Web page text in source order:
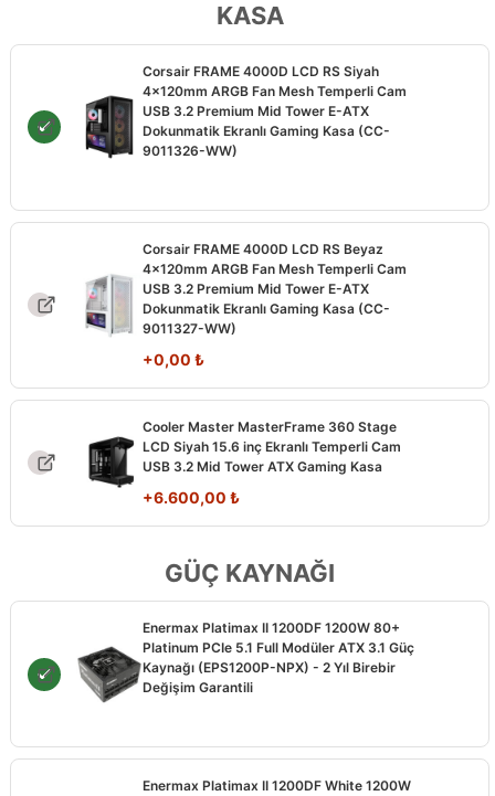
KASA
Corsair FRAME 4000D LCD RS Siyah
4x120mm ARGB Fan Mesh Temperli Cam
USB 3.2 Premium Mid Tower E-ATX
Dokunmatik Ekranlı Gaming Kasa (CC-
9011326-WW)
Corsair FRAME 4000D LCD RS Beyaz
4x120mm ARGB Fan Mesh Temperli Cam
USB 3.2 Premium Mid Tower E-ATX
Dokunmatik Ekranlı Gaming Kasa (CC-
9011327-WW)
+0,00 ₺
Cooler Master MasterFrame 360 Stage
LCD Siyah 15.6 inç Ekranlı Temperli Cam
USB 3.2 Mid Tower ATX Gaming Kasa
+6.600,00 ₺
GÜÇ KAYNAĞI
Enermax Platimax II 1200DF 1200W 80+
Platinum PCIe 5.1 Full Modüler ATX 3.1 Güç
Kaynağı (EPS1200P-NPX) - 2 Yıl Birebir
Değişim Garantili
Enermax Platimax II 1200DF White 1200W